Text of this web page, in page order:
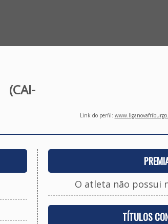
(CAI-
Link do perfil:
O atleta não possui
TÍTULOS